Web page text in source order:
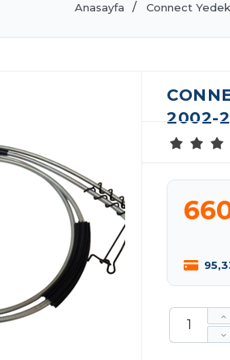
Anasayfa Connect
2002-